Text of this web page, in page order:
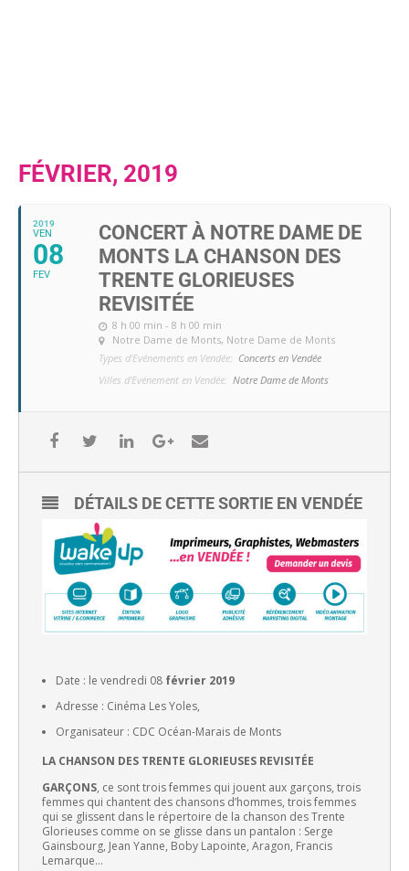
FÉVRIER, 2019
2019
VEN
08
FEV
CONCERT À NOTRE DAME DE
MONTS LA CHANSON DES
TRENTE GLORIEUSES
REVISITÉE
8 h 00 min - 8 h 00 min
Notre Dame de Monts, Notre Dame de Monts
Types d'Evénements en Vendée: Concerts en Vendée
Villes d'Evénement en Vendée: Notre Dame de Monts
DÉTAILS DE CETTE SORTIE EN VENDÉE
Date : le vendredi 08 février 2019
Adresse : Cinéma Les Yoles,
Organisateur : CDC Océan-Marais de Monts
LA CHANSON DES TRENTE GLORIEUSES REVISITÉE
GARÇONS, ce sont trois femmes qui jouent aux garçons, trois
femmes qui chantent des chansons d’hommes, trois femmes
qui se glissent dans le répertoire de la chanson des Trente
Glorieuses comme on se glisse dans un pantalon : Serge
Gainsbourg, Jean Yanne, Boby Lapointe, Aragon, Francis
Lemarque…